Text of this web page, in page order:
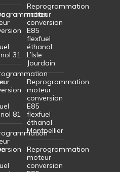
31
81
Reprogrammation
moteur
conversion
E85
flexfuel
éthanol
L’Isle
Jourdain
Reprogrammation
moteur
conversion
E85
flexfuel
éthanol
Montpellier
Reprogrammation
moteur
conversion